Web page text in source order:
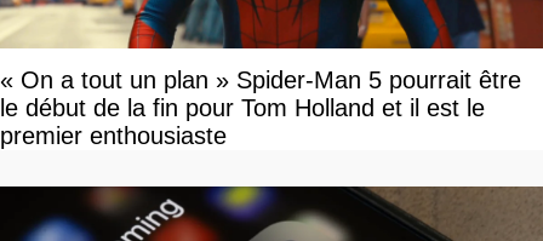
« On a tout un plan » Spider-Man 5 pourrait être
le début de la fin pour Tom Holland et il est le
premier enthousiaste